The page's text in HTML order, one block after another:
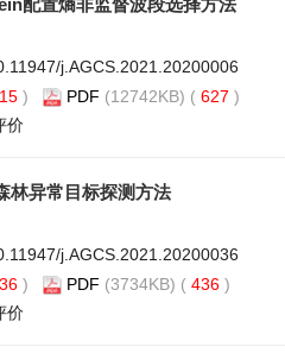
配置熵非监督波段选择方法
j.AGCS.2021.20200006
15 ) PDF (12742KB) ( 627 )
价
林异常目标探测方法
j.AGCS.2021.20200036
36 ) PDF (3734KB) ( 436 )
价